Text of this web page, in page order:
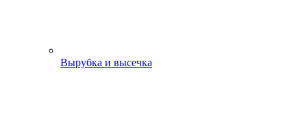
Вырубка и высечка